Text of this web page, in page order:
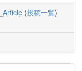
(投稿一覧)